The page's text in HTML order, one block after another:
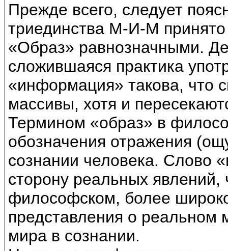
Прежде всего, следует
триединства М-И-М
«Образ» равнозначными.
сложившаяся практика
«информация» такова, что
массивы, хотя и
Термином «образ» в
обозначения отражения
сознании человека. Слово
сторону реальных
философском, более
представления о реальном
мира в сознании.